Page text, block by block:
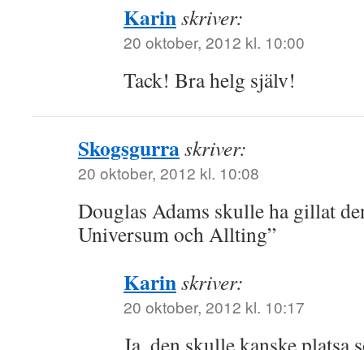
Karinskriver:
20 oktober, 2012 kl. 10:00
Tack! Bra helg själv!
Skogsgurraskriver:
20 oktober, 2012 kl. 10:08
Douglas Adams skulle ha gillat
Universum och Allting”
Karinskriver:
20 oktober, 2012 kl. 10:17
Ja, den skulle kanske